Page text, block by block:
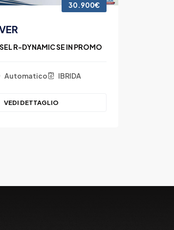
30.900€
R-DYNAMIC SE IN PROMO
Automatico IBRIDA
VEDI DETTAGLIO